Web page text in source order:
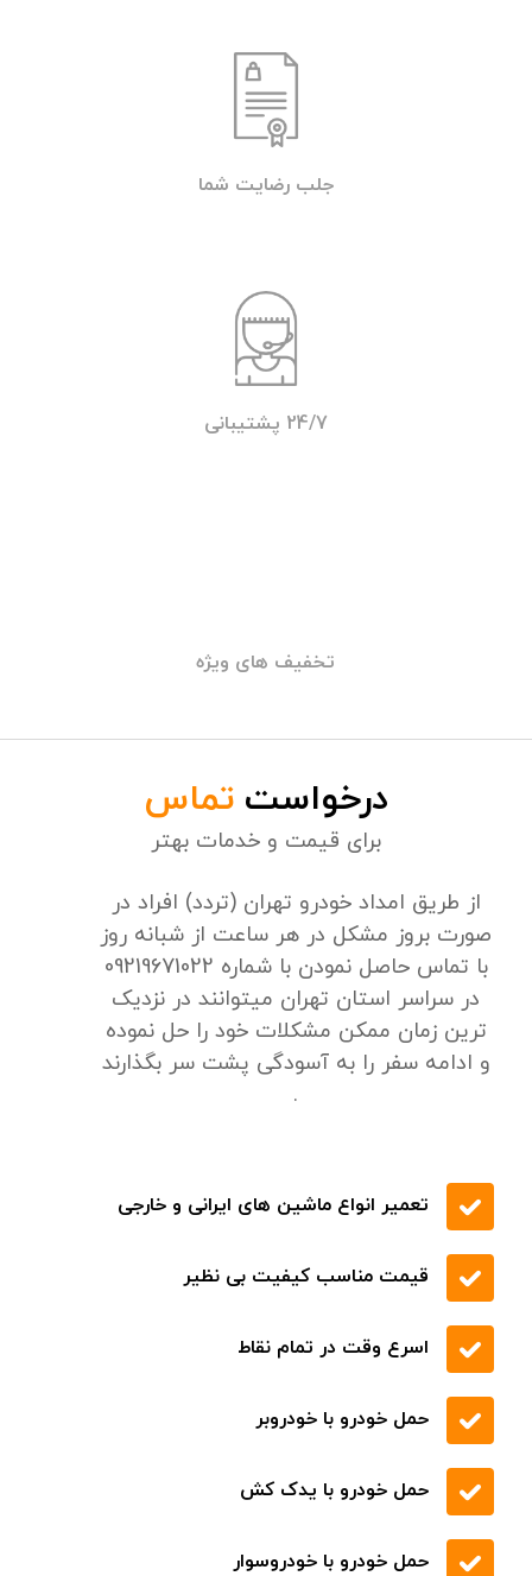
جلب رضایت شما
24/7 پشتیبانی
تخفیف های ویژه
درخواستتماس
برای قیمت و خدمات بهتر
از طریق امداد خودرو تهران (تردد) افراد در
صورت بروز مشکل در هر ساعت از شبانه روز
با تماس حاصل نمودن با شماره 09219671022
در سراسر استان تهران میتوانند در نزدیک
ترین زمان ممکن مشکلات خود را حل نموده
و ادامه سفر را به آسودگی پشت سر بگذارند
.
تعمیر انواع ماشین های ایرانی و خارجی
قیمت مناسب کیفیت بی نظیر
اسرع وقت در تمام نقاط
حمل خودرو با خودروبر
حمل خودرو با یدک کش
حمل خودرو با خودروسوار